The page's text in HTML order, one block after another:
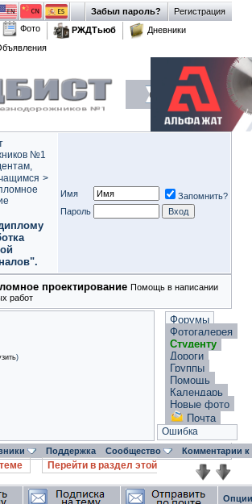
Регистрация
Забыл пароль?
Фото РЖДТьюб
Дневники
№1
>
Имя
Запомнить?
Пароль
проектирование Помощь в написании
работ
)
Форумы
Фотогалерея
Студенту
Дороги
Группы
Помощь
Календарь
Новые фото
Почта
Ошибка
Поддержка Сообщество Комментарии
Перейти в раздел этой